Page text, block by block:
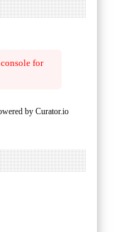
for
by Curator.io